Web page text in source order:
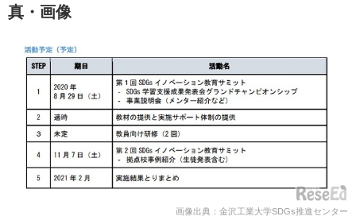
真・画像
画像出典：金沢工業大学SDGs推進センター